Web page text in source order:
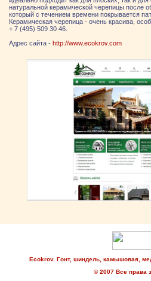
натуральной керамической черепицы после
который с течением времени покрывается
Керамическая черепица - очень красива,
+ 7 (495) 509 30 46.
Адрес сайта - http://www.ecokrov.com
Ecokrov. Гонт, шиндель, камышовая,
© 2007 Все права